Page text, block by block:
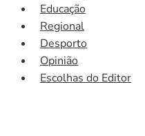
Educação
Regional
Desporto
Opinião
Escolhas do Editor